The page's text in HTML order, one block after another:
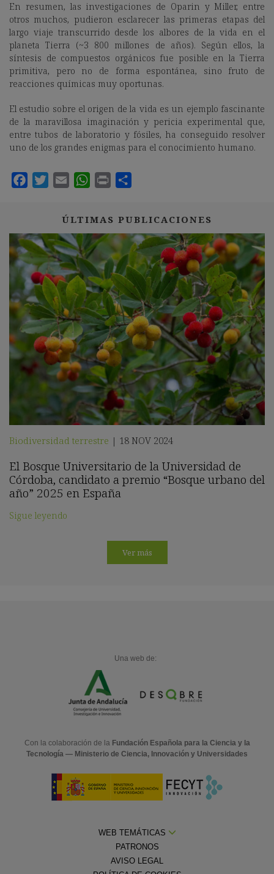
En resumen, las investigaciones de Oparin y Miller, entre
otros muchos, pudieron esclarecer las primeras etapas del
largo viaje transcurrido desde los albores de la vida en el
planeta Tierra (~3 800 millones de años). Según ellos, la
síntesis de compuestos orgánicos fue posible en la Tierra
primitiva, pero no de forma espontánea, sino fruto de
reacciones químicas muy oportunas.
El estudio sobre el origen de la vida es un ejemplo fascinante
de la maravillosa imaginación y pericia experimental que,
entre tubos de laboratorio y fósiles, ha conseguido resolver
uno de los grandes enigmas para el conocimiento humano.
ÚLTIMAS PUBLICACIONES
Biodiversidad terrestre | 18 NOV 2024
El Bosque Universitario de la Universidad de
Córdoba, candidato a premio “Bosque urbano del
año” 2025 en España
Sigue leyendo
Ver más
Una web de:
Con la colaboración de la Fundación Española para la Ciencia y la
Tecnología — Ministerio de Ciencia, Innovación y Universidades
WEB TEMÁTICAS
PATRONOS
AVISO LEGAL